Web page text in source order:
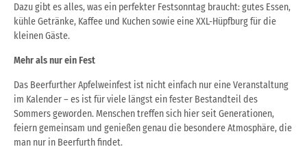
Dazu gibt es alles, was ein perfekter Festsonntag braucht: gutes Essen,
kühle Getränke, Kaffee und Kuchen sowie eine XXL-Hüpfburg für die
kleinen Gäste.
Mehr als nur ein Fest
Das Beerfurther Apfelweinfest ist nicht einfach nur eine Veranstaltung
im Kalender – es ist für viele längst ein fester Bestandteil des
Sommers geworden. Menschen treffen sich hier seit Generationen,
feiern gemeinsam und genießen genau die besondere Atmosphäre, die
man nur in Beerfurth findet.